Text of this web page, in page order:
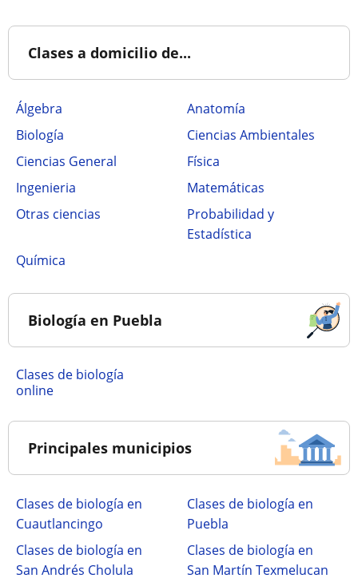
Clases a domicilio de...
Álgebra
Anatomía
Biología
Ciencias Ambientales
Ciencias General
Física
Ingenieria
Matemáticas
Otras ciencias
Probabilidad y
Estadística
Química
Biología en Puebla
Clases de biología
online
Principales municipios
Clases de biología en
Cuautlancingo
Clases de biología en
Puebla
Clases de biología en
San Andrés Cholula
Clases de biología en
San Martín Texmelucan